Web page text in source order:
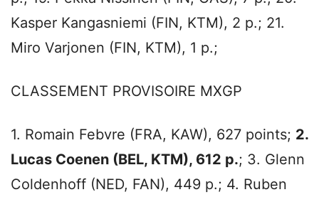
Kasper Kangasniemi (FIN, KTM), 2 p.; 21.
Miro Varjonen (FIN, KTM), 1 p.;
CLASSEMENT PROVISOIRE MXGP
1. Romain Febvre (FRA, KAW), 627 points; 2.
Lucas Coenen (BEL, KTM), 612 p.; 3. Glenn
Coldenhoff (NED, FAN), 449 p.; 4. Ruben